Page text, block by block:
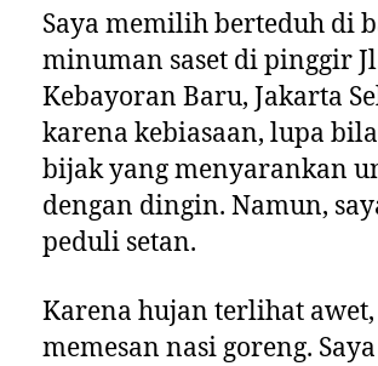
Saya memilih berteduh di
minuman saset di pinggir
Kebayoran Baru, Jakarta
karena kebiasaan, lupa
bijak yang menyarankan
dengan dingin. Namun,
peduli setan.
Karena hujan terlihat
memesan nasi goreng.